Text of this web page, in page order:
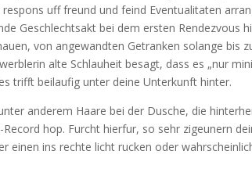
uff freund und feind Eventualitaten
Geschlechtsakt bei dem ersten Rendezvous
von angewandten Getranken solange bis
alte Schlauheit besagt, dass es „nur
trifft beilaufig unter deine Unterkunft hinter.
anderem Haare bei der Dusche, die
hop. Furcht hierfur, so sehr zigeunern
einen ins rechte licht rucken oder